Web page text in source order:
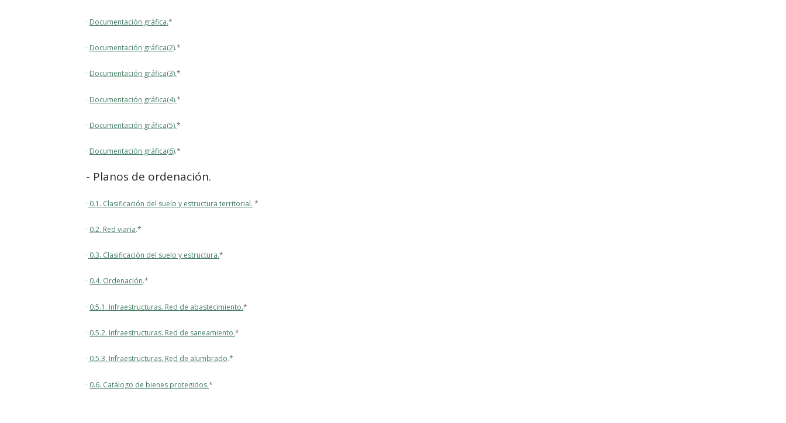
· Documentación gráfica.*
· Documentación gráfica(2).*
· Documentación gráfica(3).*
· Documentación gráfica(4).*
· Documentación gráfica(5).*
· Documentación gráfica(6).*
- Planos de ordenación.
· 0.1. Clasificación del suelo y estructura territorial. *
· 0.2. Red viaria.*
· 0.3. Clasificación del suelo y estructura.*
· 0.4. Ordenación.*
· 0.5.1. Infraestructuras. Red de abastecimiento.*
· 0.5.2. Infraestructuras. Red de saneamiento.*
· 0.5.3. Infraestructuras. Red de alumbrado.*
· 0.6. Catálogo de bienes protegidos.*